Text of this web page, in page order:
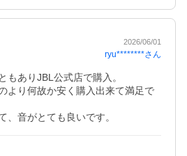
2026/06/01
ryu********さん
もありJBL公式店で購入。
より何故か安く購入出来て満足で
、音がとても良いです。